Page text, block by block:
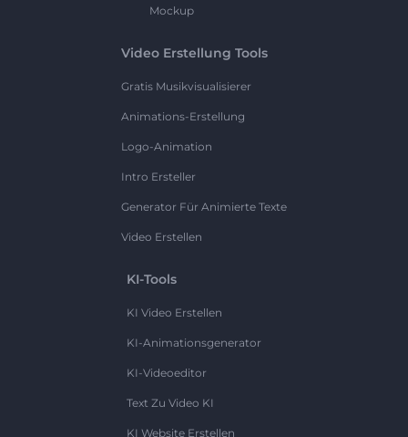
Mockup
Video Erstellung Tools
Gratis Musikvisualisierer
Animations-Erstellung
Logo-Animation
Intro Ersteller
Generator Für Animierte Texte
Video Erstellen
KI-Tools
KI Video Erstellen
KI-Animationsgenerator
KI-Videoeditor
Text Zu Video KI
KI Website Erstellen